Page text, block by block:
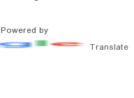
Powered by
Translate